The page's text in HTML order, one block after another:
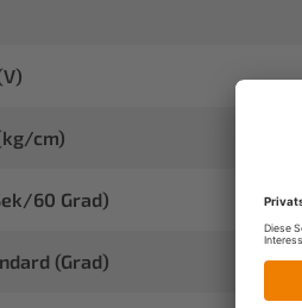
cm)
60 Grad)
(Grad)